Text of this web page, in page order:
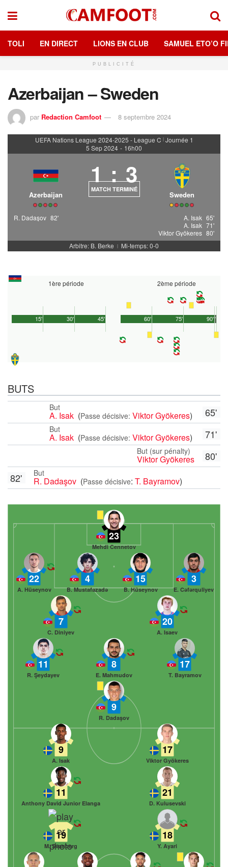
TOLI EN DIRECT LIONS EN CLUB SAMUEL ETO’O
PUBLICITÉ
Azerbaijan – Sweden
par Redaction Camfoot 8 septembre 2024
UEFA Nations League 2024-2025 - League C | Journée 1
5 Sep 2024 - 16h00
Azerbaijan
1 : 3
MATCH TERMINÉ
Sweden
R. Dadaşov 82' A. Isak 65'
A. Isak 71'
Viktor Gyökeres 80'
Arbitre: B. Berke
| Mi-temps: 0-0
1ère période
45'
15' 30'
2ème période
90'
60' 75' 1'
BUTS
65'
But
A. Isak (Passe décisive: Viktor Gyökeres)
71'
But
A. Isak (Passe décisive: Viktor Gyökeres)
80'
But (sur pénalty)
Viktor Gyökeres
But
R. Dadaşov (Passe décisive: T. Bayramov)
82'
23
Mehdi Cennetov
3
E. Cəfərquliyev
15
B. Hüseynov
4
B. Mustafazadə
22
A. Hüseynov
20
A. Isaev
7
C. Diniyev
17
T. Bayramov
8
E. Mahmudov
11
R. Şeydayev
9
R. Dadaşov
19
M. Svanberg
18
Y. Ayari
11
Anthony David Junior Elanga
21
D. Kulusevski
9
A. Isak
17
Viktor Gyökeres